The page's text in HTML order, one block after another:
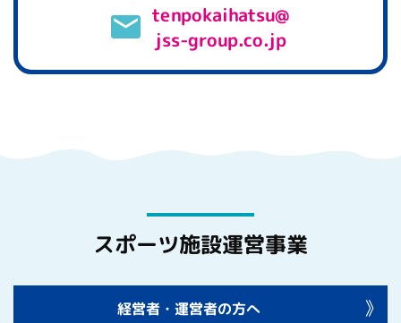
tenpokaihatsu@
jss-group.co.jp
スポーツ施設運営事業
経営者・運営者の方へ